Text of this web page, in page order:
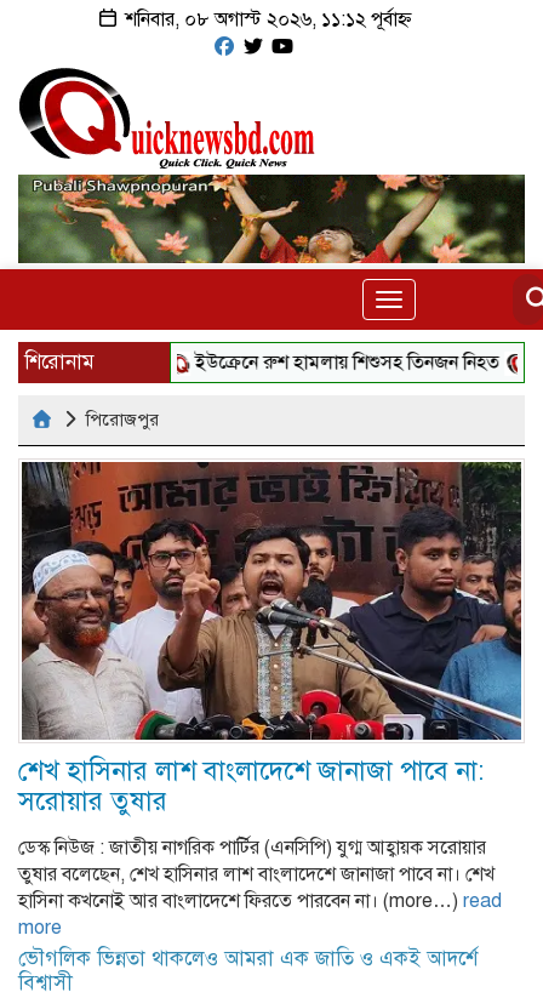
শনিবার, ০৮ অগাস্ট ২০২৬, ১১:১২ পূর্বাহ্ন
Toggle
navigation
শিরোনাম ইউক্রেনে রুশ হামলায় শিশুসহ তিনজন নিহত হোয়াইট
পিরোজপুর
শেখ হাসিনার লাশ বাংলাদেশে জানাজা পাবে না:
সরোয়ার তুষার
ডেস্ক নিউজ : জাতীয় নাগরিক পার্টির (এনসিপি) যুগ্ম আহ্বায়ক সরোয়ার
তুষার বলেছেন, শেখ হাসিনার লাশ বাংলাদেশে জানাজা পাবে না। শেখ
হাসিনা কখনোই আর বাংলাদেশে ফিরতে পারবেন না। (more…) read
more
ভৌগলিক ভিন্নতা থাকলেও আমরা এক জাতি ও একই আদর্শে
বিশ্বাসী